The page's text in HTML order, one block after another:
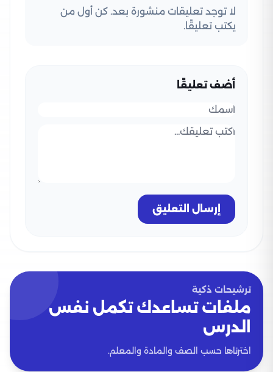
لا توجد تعليقات منشورة بعد. كن أول من
يكتب تعليقًا.
أضف تعليقًا
إرسال التعليق
ترشيحات ذكية
ملفات تساعدك تكمل نفس
الدرس
اخترناها حسب الصف والمادة والمعلم.